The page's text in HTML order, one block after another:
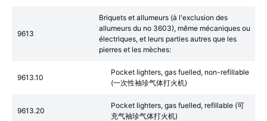
9613
Briquets et allumeurs (à l'exclusion des
allumeurs du no 3603), même mécaniques ou
électriques, et leurs parties autres que les
pierres et les mèches:
9613.10
Pocket lighters, gas fuelled, non-refillable
(一次性袖珍气体打火机)
9613.20
Pocket lighters, gas fuelled, refillable (可
充气袖珍气体打火机)